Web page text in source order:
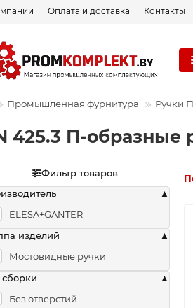
Оплата и доставка Контакты
Промышленная фурнитура Ручки
425.3 П-
Фильтр товаров
ELESA+GANTER
изделий
Мостовидные ручки
Без отверстий